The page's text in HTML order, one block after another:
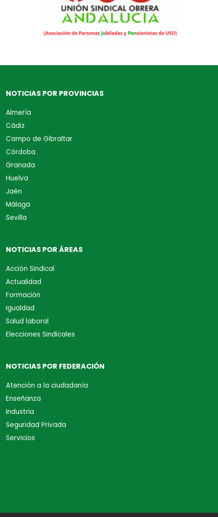
NOTICIAS POR PROVINCIAS
Almería
Cádiz
Campo de Gibraltar
Córdoba
Granada
Huelva
Jaén
Málaga
Sevilla
NOTICIAS POR ÁREAS
Acción Sindical
Actualidad
Formación
Igualdad
Salud laboral
Elecciones Sindicales
NOTICIAS POR FEDERACIÓN
Atención a la ciudadanía
Enseñanza
Industria
Seguridad Privada
Servicios